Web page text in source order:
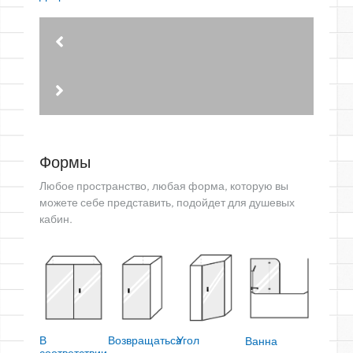
Формы
Любое пространство, любая форма, которую вы
можете себе представить, подойдет для душевых
кабин.
В
ВозвращатьсяУгол Ванна